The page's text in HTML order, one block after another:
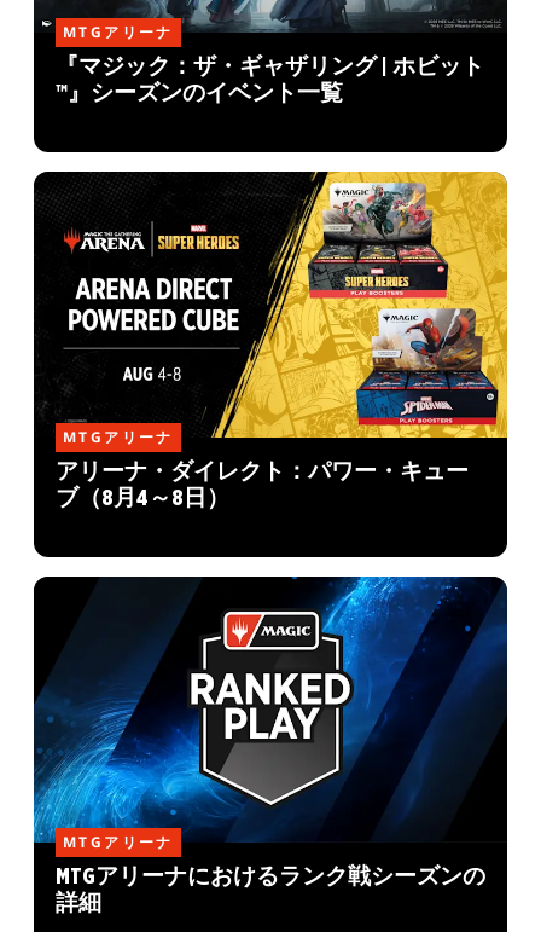
MTGアリーナ
『マジック：ザ・ギャザリング | ホビット
™』シーズンのイベント一覧
MTGアリーナ
アリーナ・ダイレクト：パワー・キュー
ブ（8月4～8日）
MTGアリーナ
MTGアリーナにおけるランク戦シーズンの
詳細